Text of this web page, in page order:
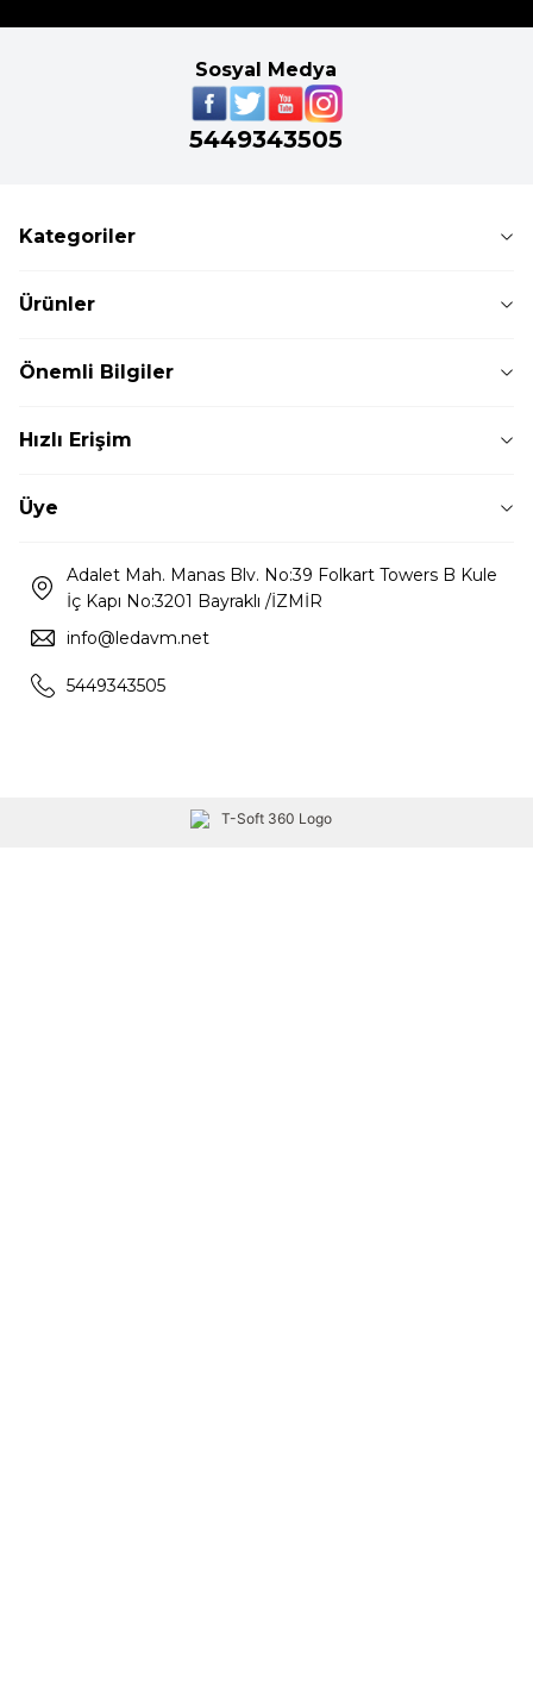
Sosyal Medya
5449343505
Kategoriler
Ürünler
Önemli Bilgiler
Hızlı Erişim
Üye
Adalet Mah. Manas Blv. No:39 Folkart Towers B Kule
İç Kapı No:3201 Bayraklı /İZMİR
info@ledavm.net
5449343505